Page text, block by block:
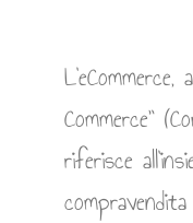
Commerce”
riferisce